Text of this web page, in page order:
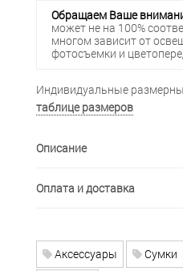
Обращаем Ваше
может не на 100%
многом зависит от
фотосъемки и
Индивидуальные
таблице размеров
Описание
Оплата и доставка
Аксессуары Сумки